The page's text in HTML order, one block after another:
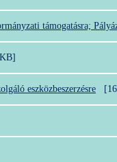
támogatásra;
eszközbeszerzésre